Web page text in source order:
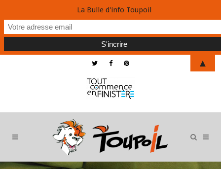
La Bulle d'info Toupoil
▲